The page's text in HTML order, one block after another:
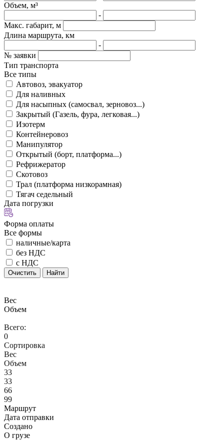
Объем, м³
-
Макс. габарит, м
Длина маршрута, км
-
№ заявки
Тип транспорта
Все типы
Автовоз, эвакуатор
Для наливных
Для насыпных (самосвал, зерновоз...)
Закрытый (Газель, фура, легковая...)
Изотерм
Контейнеровоз
Манипулятор
Открытый (борт, платформа...)
Рефрижератор
Скотовоз
Трал (платформа низкорамная)
Тягач седельный
Дата погрузки
Форма оплаты
Все формы
наличные/карта
без НДС
с НДС
Очистить Найти
Вес
Объем
Всего:
0
Сортировка
Вес
Объем
33
33
66
99
Маршрут
Дата отправки
Создано
О грузе